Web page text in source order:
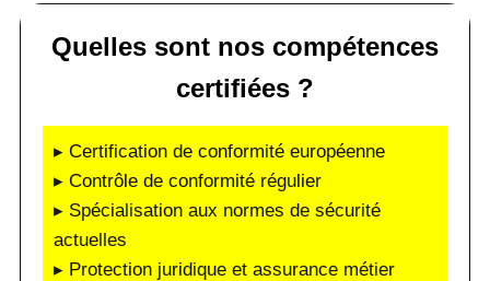
Quelles sont nos compétences
certifiées ?
▸ Certification de conformité européenne
▸ Contrôle de conformité régulier
▸ Spécialisation aux normes de sécurité
actuelles
▸ Protection juridique et assurance métier